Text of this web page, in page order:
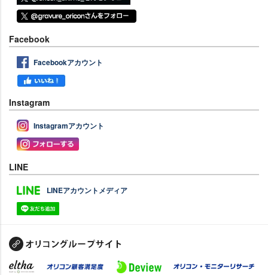
Facebook
Facebookアカウント
Instagram
Instagramアカウント
LINE
LINEアカウントメディア